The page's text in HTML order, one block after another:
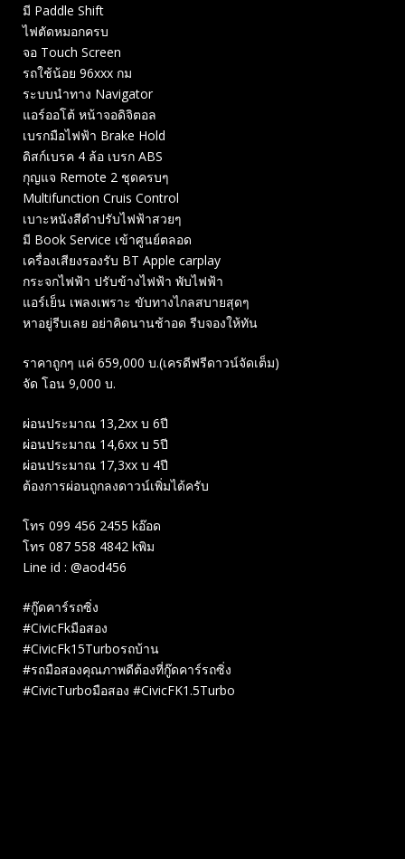
มี Paddle Shift
ไฟตัดหมอกครบ
จอ Touch Screen
รถใช้น้อย 96xxx กม
ระบบนำทาง Navigator
แอร์ออโต้ หน้าจอดิจิตอล
เบรกมือไฟฟ้า Brake Hold
ดิสก์เบรค 4 ล้อ เบรก ABS
กุญแจ Remote 2 ชุดครบๆ
Multifunction Cruis Control
เบาะหนังสีดำปรับไฟฟ้าสวยๆ
มี Book Service เข้าศูนย์ตลอด
เครื่องเสียงรองรับ BT Apple carplay
กระจกไฟฟ้า ปรับข้างไฟฟ้า พับไฟฟ้า
แอร์เย็น เพลงเพราะ ขับทางไกลสบายสุดๆ
หาอยู่รีบเลย อย่าคิดนานช้าอด รีบจองให้ทัน
ราคาถูกๆ แค่ 659,000 บ.(เครดีฟรีดาวน์จัดเต็ม)
จัด โอน 9,000 บ.
ผ่อนประมาณ 13,2xx บ 6ปี
ผ่อนประมาณ 14,6xx บ 5ปี
ผ่อนประมาณ 17,3xx บ 4ปี
ต้องการผ่อนถูกลงดาวน์เพิ่มได้ครับ
โทร 099 456 2455 kอ๊อด
โทร 087 558 4842 kพิม
Line id : @aod456
#กู๊ดคาร์รถซิ่ง
#CivicFkมือสอง
#CivicFk15Turboรถบ้าน
#รถมือสองคุณภาพดีต้องที่กู๊ดคาร์รถซิ่ง
#CivicTurboมือสอง #CivicFK1.5Turbo